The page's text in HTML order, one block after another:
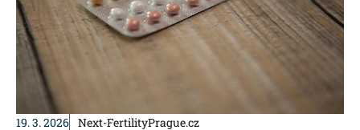
19. 3. 2026 Next-FertilityPrague.cz